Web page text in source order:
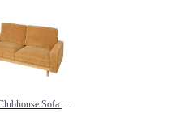
Bothy Clubhouse Sofa 2P / ボシー クラブハウスソファ 2P / URBAN RESEARCH DOORS / アーバンリサーチドアーズ